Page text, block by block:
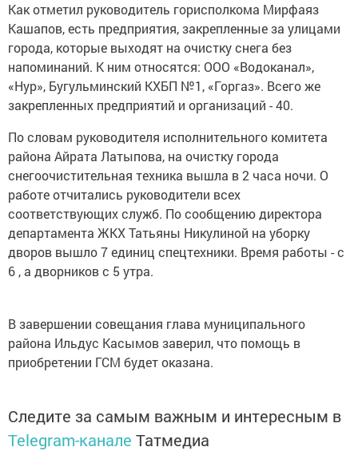
Как отметил руководитель горисполкома Мирфаяз
Кашапов, есть предприятия, закрепленные за улицами
города, которые выходят на очистку снега без
напоминаний. К ним относятся: ООО «Водоканал»,
«Нур», Бугульминский КХБП №1, «Горгаз». Всего же
закрепленных предприятий и организаций - 40.
По словам руководителя исполнительного комитета
района Айрата Латыпова, на очистку города
снегоочистительная техника вышла в 2 часа ночи. О
работе отчитались руководители всех
соответствующих служб. По сообщению директора
департамента ЖКХ Татьяны Никулиной на уборку
дворов вышло 7 единиц спецтехники. Время работы - с
6 , а дворников с 5 утра.
В завершении совещания глава муниципального
района Ильдус Касымов заверил, что помощь в
приобретении ГСМ будет оказана.
Следите за самым важным и интересным в
Telegram-канале Татмедиа